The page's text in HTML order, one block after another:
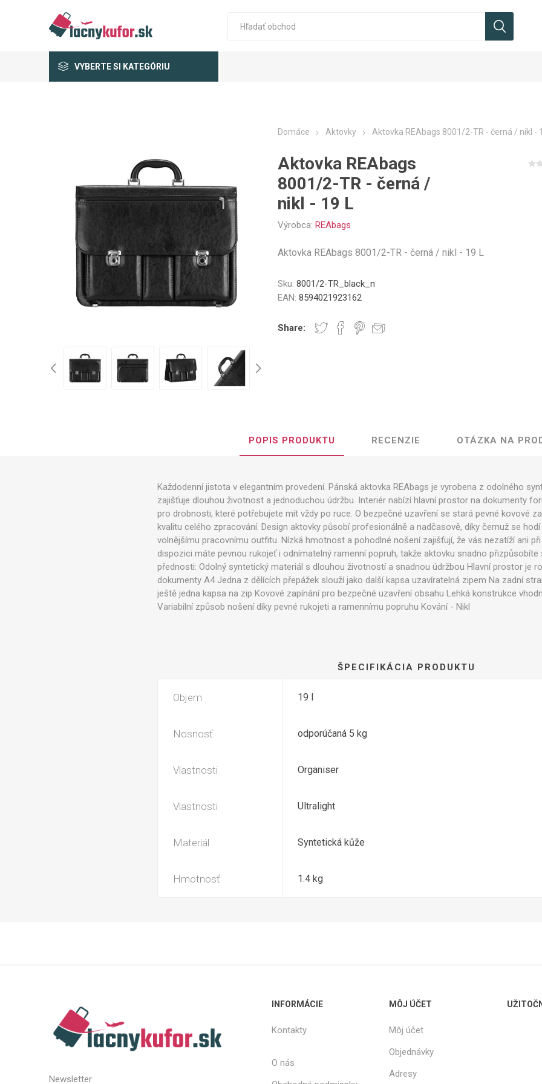
VYBERTE SI KATEGÓRIU
Domáce Aktovky Aktovka REAbags 8001/2-TR - černá / nikl -
Aktovka REAbags
8001/2-TR - černá /
nikl - 19 L
Výrobca: REAbags
Aktovka REAbags 8001/2-TR - černá / nikl - 19 L
Sku: 8001/2-TR_black_n
EAN: 8594021923162
Share:
POPIS PRODUKTU RECENZIE OTÁZKA NA
Každodenní jistota v elegantním provedení. Pánská aktovka REAbags je vyrobena z odolného
zajišťuje dlouhou životnost a jednoduchou údržbu. Interiér nabízí hlavní prostor na dokumenty
pro drobnosti, které potřebujete mít vždy po ruce. O bezpečné uzavření se stará pevné kovové
kvalitu celého zpracování. Design aktovky působí profesionálně a nadčasově, díky čemuž se hodí
volnějšímu pracovnímu outfitu. Nízká hmotnost a pohodlné nošení zajišťují, že vás nezatíží ani
dispozici máte pevnou rukojeť i odnímatelný ramenní popruh, takže aktovku snadno přizpůsobíte
přednosti: Odolný syntetický materiál s dlouhou životností a snadnou údržbou Hlavní prostor je
dokumenty A4 Jedna z dělících přepážek slouží jako další kapsa uzavíratelná zipem Na zadní
ještě jedna kapsa na zip Kovové zapínání pro bezpečné uzavření obsahu Lehká konstrukce
Variabilní způsob nošení díky pevné rukojeti a ramennímu popruhu Kování - Nikl
ŠPECIFIKÁCIA PRODUKTU
Objem 19 l
Nosnosť odporúčaná 5 kg
Vlastnosti Organiser
Vlastnosti Ultralight
Materiál Syntetická kůže
Hmotnosť 1.4 kg
Newsletter
INFORMÁCIE
Kontakty
O nás
MÔJ ÚČET
Môj účet
Objednávky
Adresy